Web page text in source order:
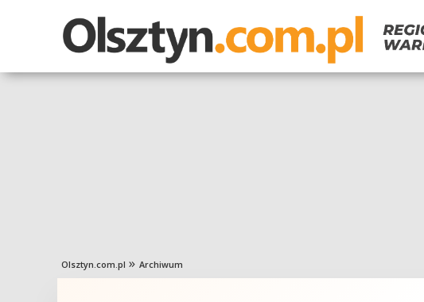
Olsztyn.com.pl Archiwum